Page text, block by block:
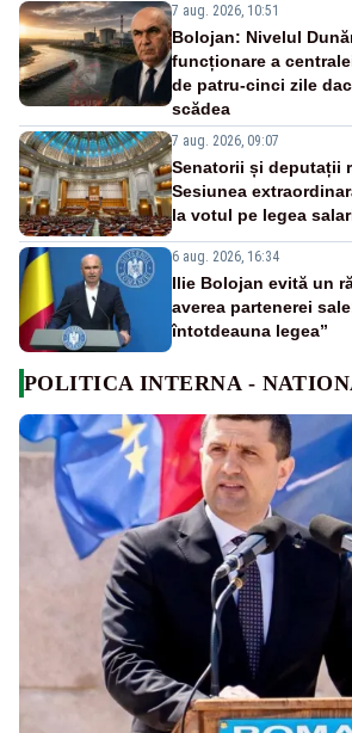
7 aug. 2026, 10:51
Bolojan: Nivelul
funcționare a
de patru-cinci zile
scădea
7 aug. 2026, 09:07
Senatorii și deputații
Sesiunea
la votul pe legea
6 aug. 2026, 16:34
Ilie Bolojan evită un
averea partenerei
întotdeauna legea”
POLITICA INTERNA -